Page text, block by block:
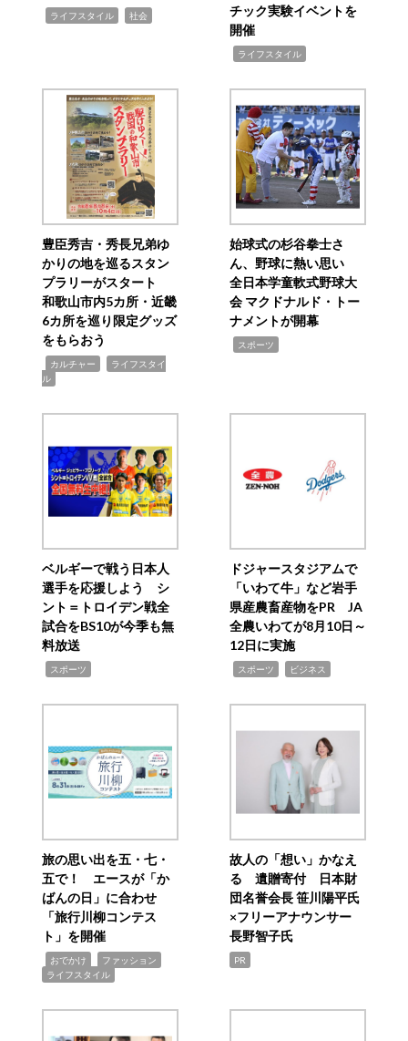
ライフスタイル 社会
チック実験イベントを
開催
ライフスタイル
豊臣秀吉・秀長兄弟ゆ
かりの地を巡るスタン
プラリーがスタート
和歌山市内5カ所・近畿
6カ所を巡り限定グッズ
をもらおう
カルチャー
ライフスタイ
ル
始球式の杉谷拳士さ
ん、野球に熱い思い
全日本学童軟式野球大
会 マクドナルド・トー
ナメントが開幕
スポーツ
ベルギーで戦う日本人
選手を応援しよう シ
ント＝トロイデン戦全
試合をBS10が今季も無
料放送
スポーツ
ドジャースタジアムで
「いわて牛」など岩手
県産農畜産物をPR JA
全農いわてが8月10日～
12日に実施
スポーツ ビジネス
旅の思い出を五・七・
五で！ エースが「か
ばんの日」に合わせ
「旅行川柳コンテス
ト」を開催
おでかけ ファッション
ライフスタイル
故人の「想い」かなえ
る 遺贈寄付 日本財
団名誉会長 笹川陽平氏
×フリーアナウンサー
長野智子氏
PR